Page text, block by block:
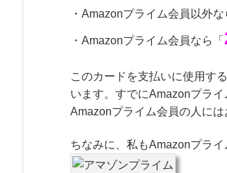
・Amazonプライム会員以外な
・Amazonプライム会員なら「
このカードを支払いに使用す
います。すでにAmazonプラ
Amazonプライム会員の人に
ちなみに、私もAmazonプラ